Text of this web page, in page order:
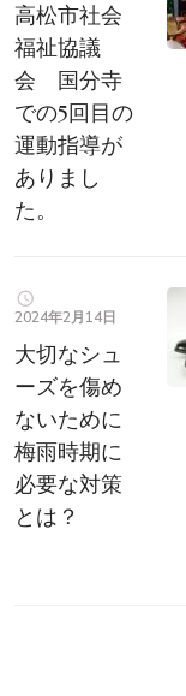
高松市社会
福祉協議
会 国分寺
での5回目の
運動指導が
ありまし
た。
2024年2月14日
大切なシュ
ーズを傷め
ないために
梅雨時期に
必要な対策
とは？